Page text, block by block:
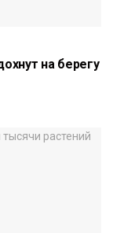
на берегу